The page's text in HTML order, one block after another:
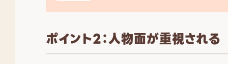
ポイント2：人物面が重視される